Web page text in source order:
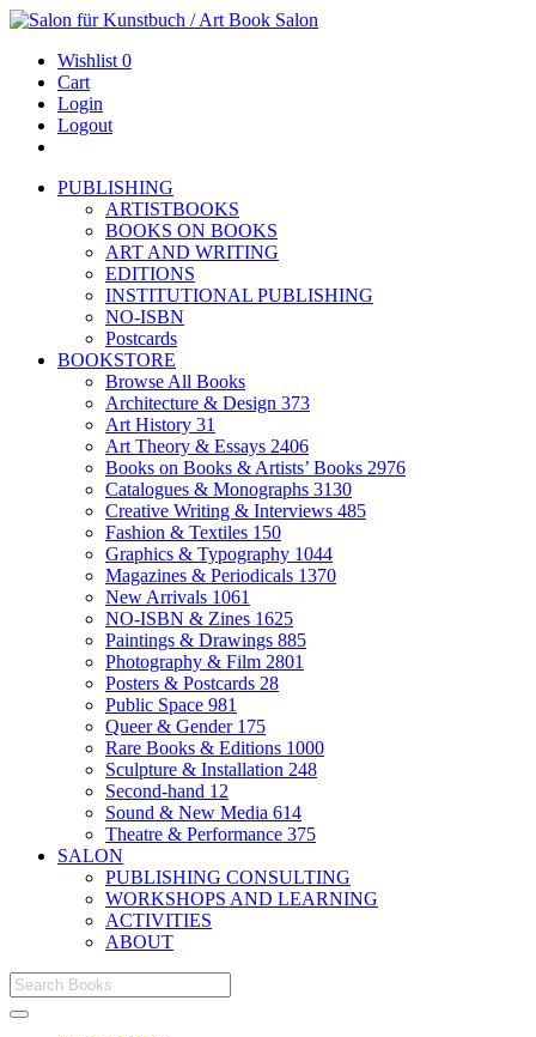
Wishlist 0
Cart
Login
Logout
PUBLISHING
ARTISTBOOKS
BOOKS ON BOOKS
ART AND WRITING
EDITIONS
INSTITUTIONAL PUBLISHING
NO-ISBN
Postcards
BOOKSTORE
Browse All Books
Architecture & Design 373
Art History 31
Art Theory & Essays 2406
Books on Books & Artists’ Books 2976
Catalogues & Monographs 3130
Creative Writing & Interviews 485
Fashion & Textiles 150
Graphics & Typography 1044
Magazines & Periodicals 1370
New Arrivals 1061
NO-ISBN & Zines 1625
Paintings & Drawings 885
Photography & Film 2801
Posters & Postcards 28
Public Space 981
Queer & Gender 175
Rare Books & Editions 1000
Sculpture & Installation 248
Second-hand 12
Sound & New Media 614
Theatre & Performance 375
SALON
PUBLISHING CONSULTING
WORKSHOPS AND LEARNING
ACTIVITIES
ABOUT